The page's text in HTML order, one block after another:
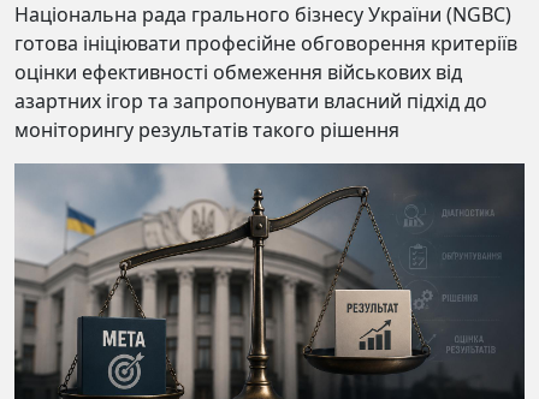
Національна рада грального бізнесу України (NGBC)
готова ініціювати професійне обговорення критеріїв
оцінки ефективності обмеження військових від
азартних ігор та запропонувати власний підхід до
моніторингу результатів такого рішення